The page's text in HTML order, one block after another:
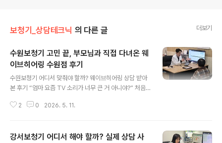
보청기_상담테크닉 의 다른 글 더보기
수원보청기 고민 끝, 부모님과 직접 다녀온 웨
이브히어링 수원점 후기
수원보청기 어디서 맞춰야 할까? 웨이브히어링 상담 받아
본 후기 “엄마 요즘 TV 소리가 너무 큰 거 아니야?” 처음
부터는 대화를 해도 반응이 늦고, 같은 이야기를 두세 번 반
부터는 한참 뒤에 반응하시거나 그냥 지나치는 경우가 많
2 0 2026. 5. 11.
강서보청기 어디서 해야 할까? 실제 상담 사